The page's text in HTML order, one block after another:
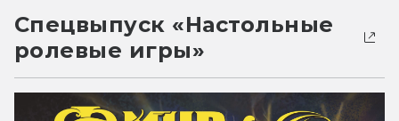
Спецвыпуск «Настольные
ролевые игры»